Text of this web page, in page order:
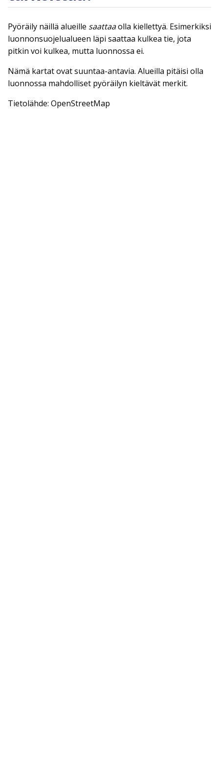
Pyöräily näillä alueille saattaaolla kiellettyä. Esimerkiksi
luonnonsuojelualueen läpi saattaa kulkea tie, jota
pitkin voi kulkea, mutta luonnossa ei.
Nämä kartat ovat suuntaa-antavia. Alueilla pitäisi olla
luonnossa mahdolliset pyöräilyn kieltävät merkit.
Tietolähde: OpenStreetMap